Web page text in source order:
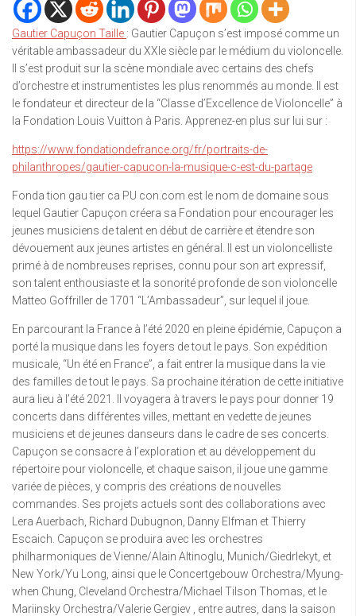
Gautier Capuçon Taille : Gautier Capuçon s’est imposé comme un
véritable ambassadeur du XXIe siècle par le médium du violoncelle.
Il s’est produit sur la scène mondiale avec certains des chefs
d’orchestre et instrumentistes les plus renommés au monde. Il est
le fondateur et directeur de la “Classe d’Excellence de Violoncelle” à
la Fondation Louis Vuitton à Paris. Apprenez-en plus sur lui sur :
https://www.fondationdefrance.org/fr/portraits-de-
philanthropes/gautier-capucon-la-musique-c-est-du-partage
Fonda tion gau tier ca PU con.com est le nom de domaine sous
lequel Gautier Capuçon créera sa Fondation pour encourager les
jeunes musiciens de talent en début de carrière et étendre son
dévouement aux jeunes artistes en général. Il est un violoncelliste
primé à de nombreuses reprises, connu pour son art expressif,
son talent enthousiaste et la sonorité profonde de son violoncelle
Matteo Goffriller de 1701 “L’Ambassadeur”, sur lequel il joue.
En parcourant la France à l’été 2020 en pleine épidémie, Capuçon a
porté la musique dans les foyers de tout le pays. Son expédition
musicale, “Un été en France”, a fait entrer la musique dans la vie
des familles de tout le pays. Sa prochaine itération de cette initiative
aura lieu à l’été 2021. Il voyagera à travers le pays pour donner 19
concerts dans différentes villes, mettant en vedette de jeunes
musiciens et de jeunes danseurs dans le cadre de ses concerts.
Capuçon se consacre à l’exploration et au développement du
répertoire pour violoncelle, et chaque saison, il joue une gamme
variée de pièces, y compris des créations de nouvelles
commandes. Ses projets actuels sont des collaborations avec
Lera Auerbach, Richard Dubugnon, Danny Elfman et Thierry
Escaich. Capuçon se produira avec les orchestres
philharmoniques de Vienne/Alain Altinoglu, Munich/Giedrlekyt, et
New York/Yu Long, ainsi que le Concertgebouw Orchestra/Myung-
when Chung, Cleveland Orchestra/Michael Tilson Thomas, et le
Mariinsky Orchestra/Valerie Gergiev , entre autres, dans la saison